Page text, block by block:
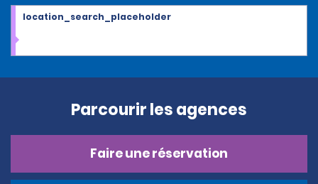
location_search_placeholder
Parcourir les agences
Faire une réservation